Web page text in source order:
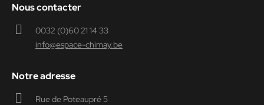
Nous contacter
0032 (0)60 21 14 33
info@espace-chimay.be
Notre adresse
Rue de Poteaupré 5